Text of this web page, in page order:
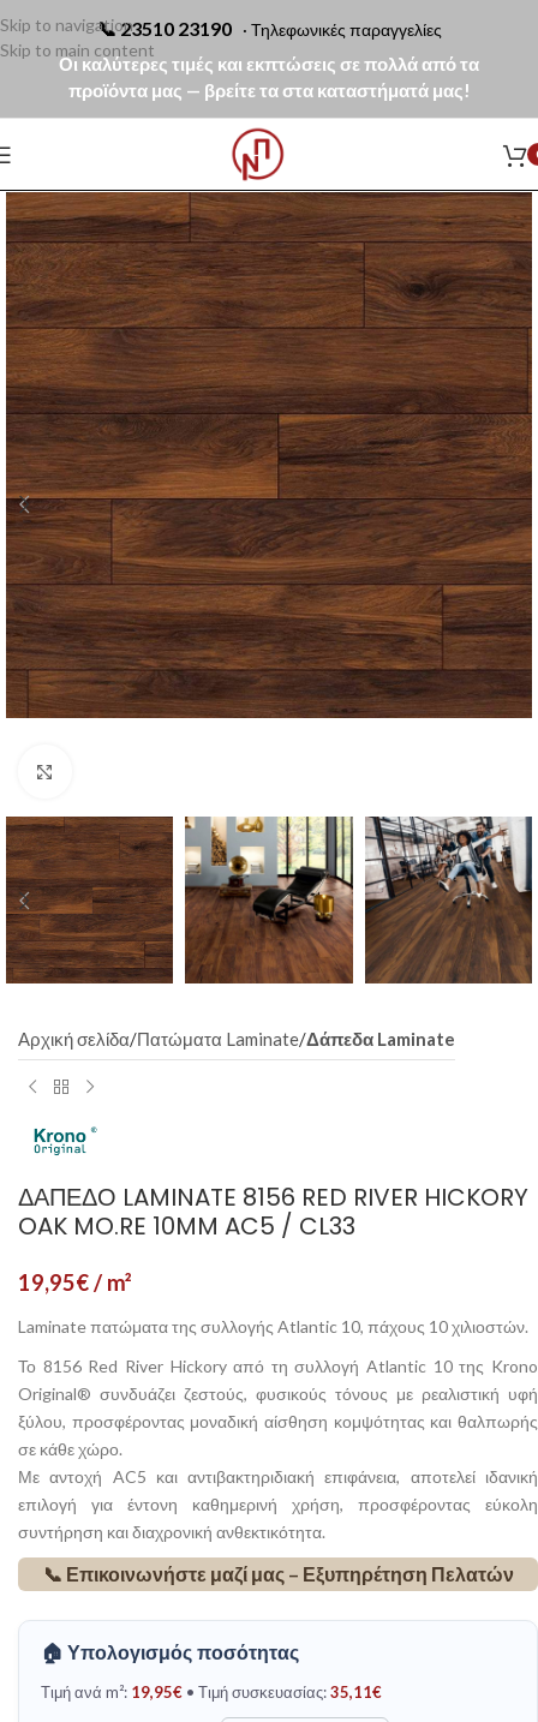
📞23510 23190 · Τηλεφωνικές παραγγελίες
Οι καλύτερες τιμές και εκπτώσεις σε πολλά από τα
προϊόντα μας — βρείτε τα στα καταστήματά μας!
Skip to navigation
Skip to main content
Αρχική σελίδα Πατώματα Laminate Δάπεδα Laminate
ΔΆΠΕΔΟ LAMINATE 8156 RED RIVER HICKORY
OAK MO.RE 10MM AC5 / CL33
19,95€/ m²
Laminate πατώματα της συλλογής Atlantic 10, πάχους 10 χιλιοστών.
Το 8156 Red River Hickory από τη συλλογή Atlantic 10 της Krono
Original® συνδυάζει ζεστούς, φυσικούς τόνους με ρεαλιστική υφή
ξύλου, προσφέροντας μοναδική αίσθηση κομψότητας και θαλπωρής
σε κάθε χώρο.
Με αντοχή AC5 και αντιβακτηριδιακή επιφάνεια, αποτελεί ιδανική
επιλογή για έντονη καθημερινή χρήση, προσφέροντας εύκολη
συντήρηση και διαχρονική ανθεκτικότητα.
📞 Επικοινωνήστε μαζί μας – Εξυπηρέτηση Πελατών
🏠 Υπολογισμός ποσότητας
Τιμή ανά m²: 19,95€ • Τιμή συσκευασίας:35,11€